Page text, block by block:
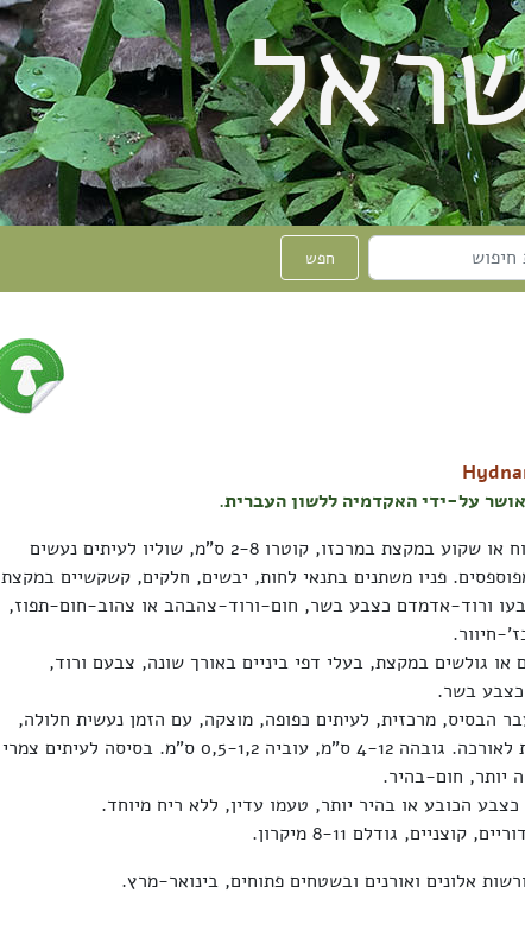
חפש
על-ידי האקדמיה ללשון העברית.
הכובע כיפתי ונעשה קמור, שטוח או שקוע במקצת במרכזו, קוטרו 2-8 ס"מ, שוליו לעיתים נעשים
פניו משתנים בתנאי לחות, יבשים, חלקים, קשקשיים במקצת
ורוד-אדמדם כצבע בשר, חום-ורוד-צהבהב או צהוב-חום-תפוז,
חיוור.
או גולשים במקצת, בעלי דפי ביניים באורך שונה, צבעם ורוד,
כצבע בשר.
הבסיס, מרכזית, לעיתים כפופה, מוצקה, עם הזמן נעשית חלולה,
חלקה, שעירה במקצת או סיבית לאורכה. גובהה 4-12 ס"מ, עוביה 0,5-1,2 ס"מ. בסיסה לעיתים צמרי
יותר, חום-בהיר.
הכובע או בהיר יותר, טעמו עדין, ללא ריח מיוחד.
גודלם 8-11 מיקרון.
אלונים ואורנים ובשטחים פתוחים, בינואר-מרץ.